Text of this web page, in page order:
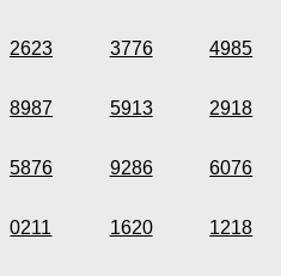
2623 3776 4985
8987 5913 2918
5876 9286 6076
0211 1620 1218